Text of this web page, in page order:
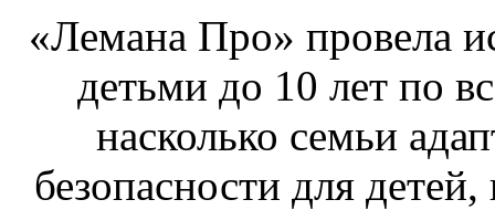
«Лемана Про» провела
детьми до 10 лет по
насколько семьи
безопасности для